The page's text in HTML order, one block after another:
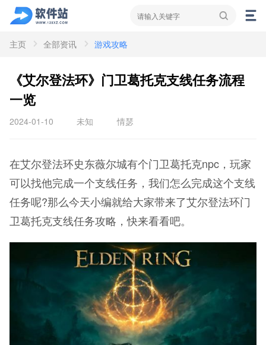
资讯
新闻 攻略
主页 全部资讯 游戏攻略
《艾尔登法环》门卫葛托克支线任务流程
一览
2024-01-10 未知 情瑟
在艾尔登法环史东薇尔城有个门卫葛托克npc，玩家
可以找他完成一个支线任务，我们怎么完成这个支线
任务呢?那么今天小编就给大家带来了艾尔登法环门
卫葛托克支线任务攻略，快来看看吧。